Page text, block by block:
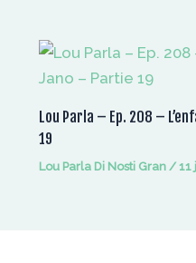
Lou Parla – Ep. 208 –
19
Lou Parla Di Nosti Gran/11